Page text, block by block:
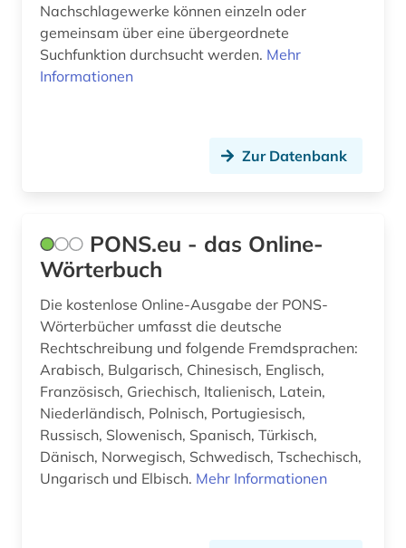
Nachschlagewerke können einzeln oder
gemeinsam über eine übergeordnete
Suchfunktion durchsucht werden. Mehr
Informationen
Zur Datenbank
PONS.eu - das Online-
Wörterbuch
Die kostenlose Online-Ausgabe der PONS-
Wörterbücher umfasst die deutsche
Rechtschreibung und folgende Fremdsprachen:
Arabisch, Bulgarisch, Chinesisch, Englisch,
Französisch, Griechisch, Italienisch, Latein,
Niederländisch, Polnisch, Portugiesisch,
Russisch, Slowenisch, Spanisch, Türkisch,
Dänisch, Norwegisch, Schwedisch, Tschechisch,
Ungarisch und Elbisch. Mehr Informationen